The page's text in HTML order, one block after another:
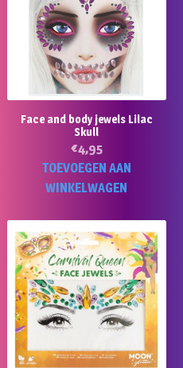
Face and body jewels Lilac
Skull
€4,95
TOEVOEGEN AAN
WINKELWAGEN